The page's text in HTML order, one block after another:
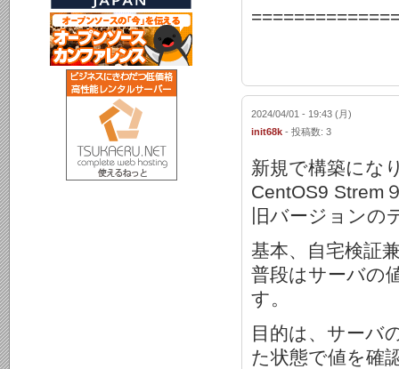
2024/04/01 - 19:43 (月)
init68k - 投稿数: 3
新規で構築にな
CentOS9 Strem
旧バージョンの
基本、自宅検証
普段はサーバの
す。
目的は、サーバ
た状態で値を確